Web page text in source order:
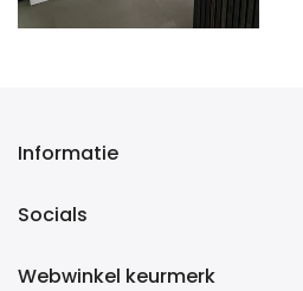
Informatie
Socials
Webwinkel keurmerk